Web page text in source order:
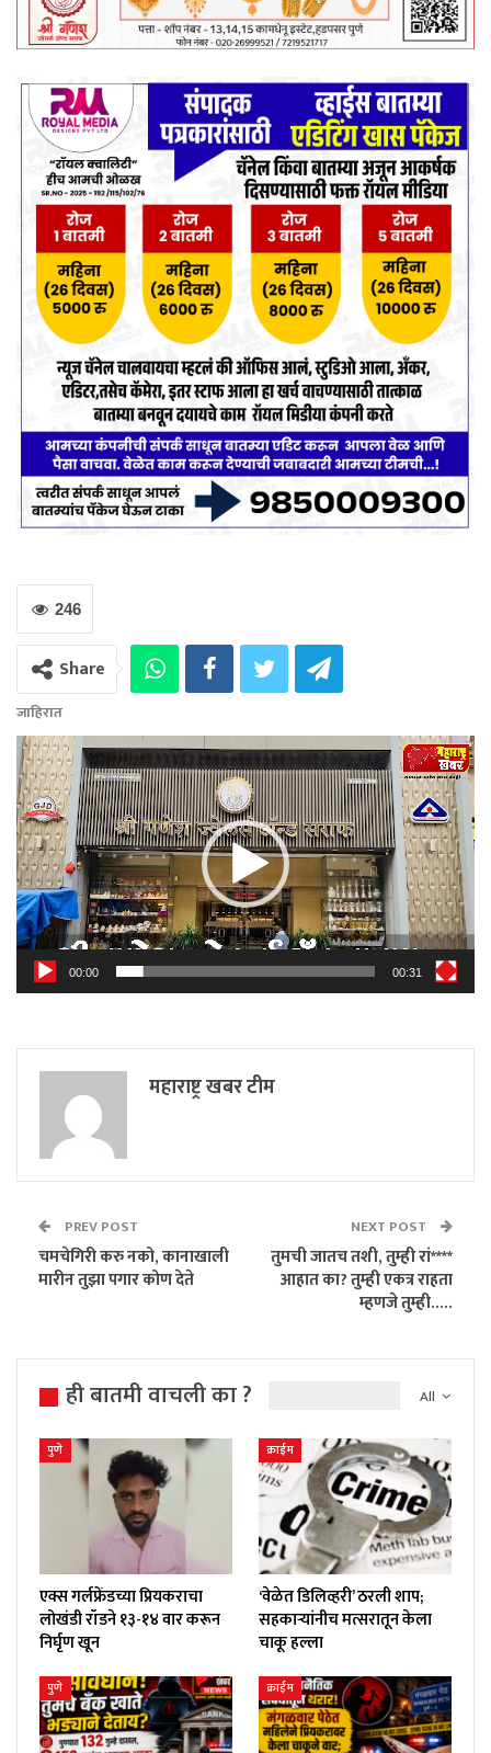
246
Share
जाहिरात
Video
Player
00:00 00:31
महाराष्ट्र खबर टीम
PREV POST
चमचेगिरी करु नको, कानाखाली
मारीन तुझा पगार कोण देते
NEXT POST
तुमची जातच तशी, तुम्ही रां****
आहात का? तुम्ही एकत्र राहता
म्हणजे तुम्ही…..
All
ही बातमी वाचली का ?
पुणे
एक्स गर्लफ्रेंडच्या प्रियकराचा
लोखंडी रॉडने १३-१४ वार करून
निर्घृण खून
क्राईम
‘वेळेत डिलिव्हरी’ ठरली शाप;
सहकाऱ्यांनीच मत्सरातून केला
चाकू हल्ला
पुणे क्राईम